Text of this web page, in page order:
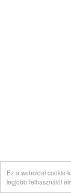
Ez a weboldal
legjobb felhasználói